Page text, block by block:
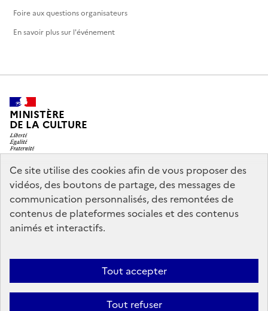
Ce site utilise des cookies afin de vous proposer des
vidéos, des boutons de partage, des messages de
communication personnalisés, des remontées de
contenus de plateformes sociales et des contenus
animés et interactifs.
Tout accepter
Tout refuser
Foire aux questions organisateurs
En savoir plus sur l'événement
MINISTÈRE
DE LA CULTURE
legifrance.gouv.fr
info.gouv.fr
service-public.gouv.fr
data.gouv.fr
Mentions légales